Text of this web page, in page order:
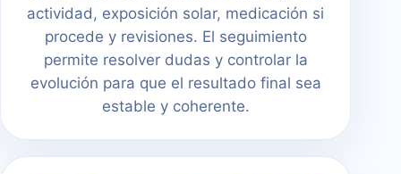
actividad, exposición solar, medicación si
procede y revisiones. El seguimiento
permite resolver dudas y controlar la
evolución para que el resultado final sea
estable y coherente.